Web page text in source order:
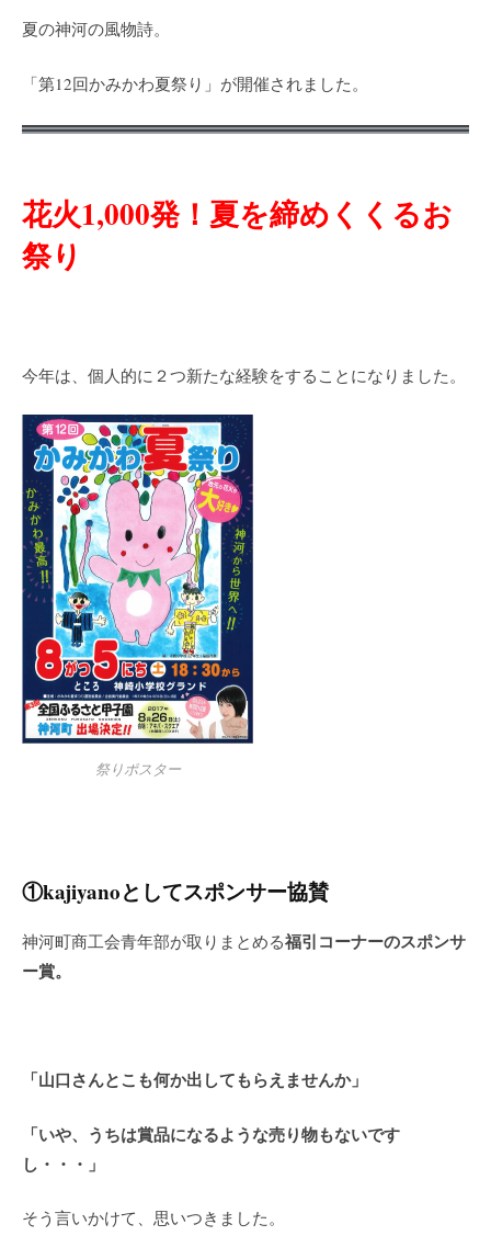
夏の神河の風物詩。
「第12回かみかわ夏祭り」が開催されました。
花火1,000発！夏を締めくくるお
祭り
今年は、個人的に２つ新たな経験をすることになりました。
祭りポスター
①kajiyanoとしてスポンサー協賛
神河町商工会青年部が取りまとめる福引コーナーのスポンサ
ー賞。
「山口さんとこも何か出してもらえませんか」
「いや、うちは賞品になるような売り物もないです
し・・・」
そう言いかけて、思いつきました。